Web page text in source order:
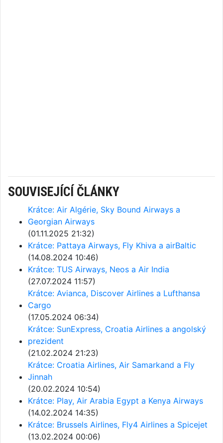
SOUVISEJÍCÍ ČLÁNKY
Krátce: Air Algérie, Sky Bound Airways a
Georgian Airways
(01.11.2025 21:32)
Krátce: Pattaya Airways, Fly Khiva a airBaltic
(14.08.2024 10:46)
Krátce: TUS Airways, Neos a Air India
(27.07.2024 11:57)
Krátce: Avianca, Discover Airlines a Lufthansa
Cargo
(17.05.2024 06:34)
Krátce: SunExpress, Croatia Airlines a angolský
prezident
(21.02.2024 21:23)
Krátce: Croatia Airlines, Air Samarkand a Fly
Jinnah
(20.02.2024 10:54)
Krátce: Play, Air Arabia Egypt a Kenya Airways
(14.02.2024 14:35)
Krátce: Brussels Airlines, Fly4 Airlines a Spicejet
(13.02.2024 00:06)